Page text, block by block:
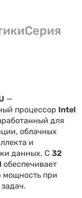
Серия
—
процессор Intel
для
облачных
и
данных. С 32
обеспечивает
при